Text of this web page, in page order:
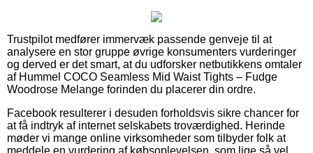
Trustpilot medfører immervæk passende genveje til at
analysere en stor gruppe øvrige konsumenters vurderinger
og derved er det smart, at du udforsker netbutikkens omtaler
af Hummel COCO Seamless Mid Waist Tights – Fudge
Woodrose Melange forinden du placerer din ordre.
Facebook resulterer i desuden forholdsvis sikre chancer for
at få indtryk af internet selskabets troværdighed. Herinde
møder vi mange online virksomheder som tilbyder folk at
meddele en vurdering af købsoplevelsen, som lige så vel